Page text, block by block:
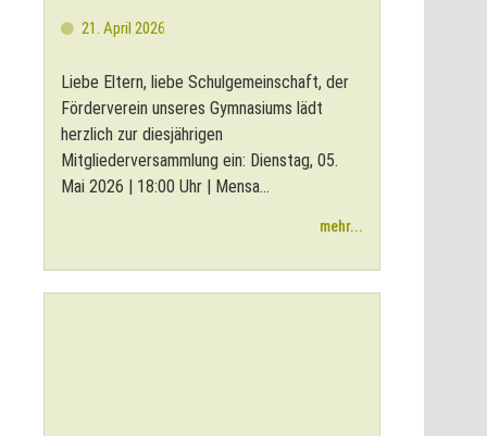
21. April 2026
Liebe Eltern, liebe Schulgemeinschaft, der
Förderverein unseres Gymnasiums lädt
herzlich zur diesjährigen
Mitgliederversammlung ein: Dienstag, 05.
Mai 2026 | 18:00 Uhr | Mensa...
mehr...